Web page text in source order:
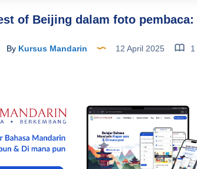
of Beijing dalam foto
ByKursus Mandarin 12 April 2025